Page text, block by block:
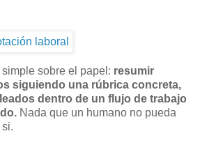
sobre el papel: resumir
siguiendo una rúbrica concreta,
dentro de un flujo de trabajo
Nada que un humano no pueda